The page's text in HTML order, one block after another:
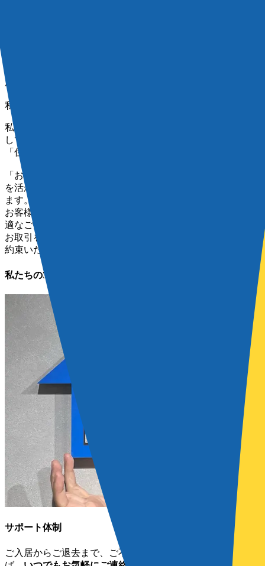
ABOUT US
私たちについて
私たちは、賃貸物件の仲介から不動産管理、リフォーム、そ
して売買物件の仲介・買取、不動産コンサルティングまで、
「住」に関わる幅広いサービスをご提供しています。
「お客様ファースト」をモットーに、専門知識と豊富な経験
を活かし、何よりもお客様との「信頼関係」を大切にしてい
ます。
お客様一人ひとりの状況やご要望を丁寧にヒアリングし、最
適なご提案をすること。そして、最初から最後まで安心して
お取引を進めていただけるよう、きめ細やかなサポートをお
約束いたします。
私たちの3つの強み
サポート体制
ご入居からご退去まで、ご不明な点やご不安なことがあれ